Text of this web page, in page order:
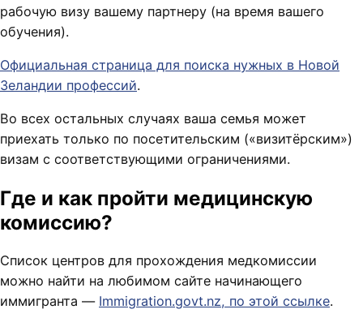
рабочую визу вашему партнеру (на время вашего
обучения).
Официальная страница для поиска нужных в Новой
Зеландии профессий.
Во всех остальных случаях ваша семья может
приехать только по посетительским («визитёрским»)
визам с соответствующими ограничениями.
Где и как пройти медицинскую
комиссию?
Список центров для прохождения медкомиссии
можно найти на любимом сайте начинающего
иммигранта — Immigration.govt.nz, по этой ссылке.